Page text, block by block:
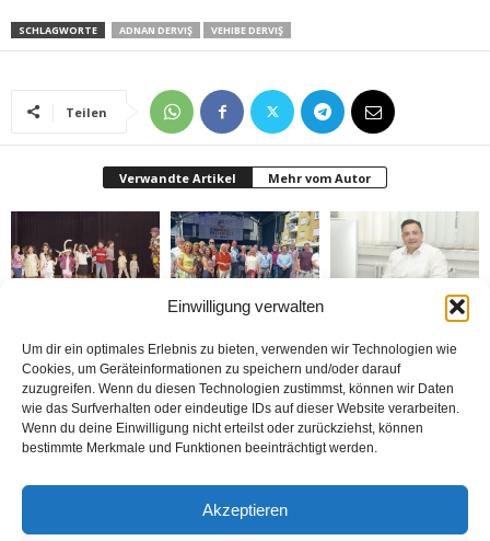
Einwilligung verwalten
Um dir ein optimales Erlebnis zu bieten, verwenden wir Technologien wie
Cookies, um Geräteinformationen zu speichern und/oder darauf
zuzugreifen. Wenn du diesen Technologien zustimmst, können wir Daten
wie das Surfverhalten oder eindeutige IDs auf dieser Website verarbeiten.
Wenn du deine Einwilligung nicht erteilst oder zurückziehst, können
bestimmte Merkmale und Funktionen beeinträchtigt werden.
Akzeptieren
SCHLAGWORTE ADNAN DERVIŞ VEHIBE DERVIŞ
Teilen
Verwandte Artikel Mehr vom Autor
Festivali yapıldı
Yabancılar Haftası
donduruldu
Wiedenbrück’e açtı
Bakım Sigortası
Danışmanlığı Yapıyoruz
sistemi ile çalışıyor